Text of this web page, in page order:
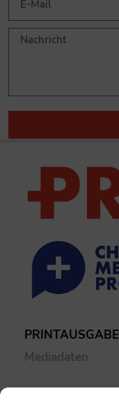
PRINTAUSGABE
Mediadaten